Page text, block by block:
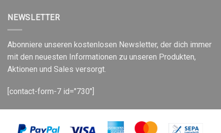
NEWSLETTER
Abonniere unseren kostenlosen Newsletter, der dich immer
mit den neuesten Informationen zu unseren Produkten,
Aktionen und Sales versorgt.
[contact-form-7 id="730"]